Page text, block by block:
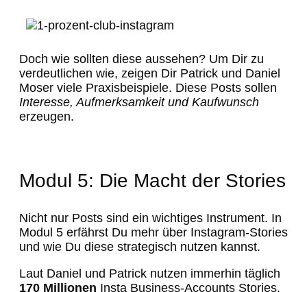
Doch wie sollten diese aussehen? Um Dir zu
verdeutlichen wie, zeigen Dir Patrick und Daniel
Moser viele Praxisbeispiele. Diese Posts sollen
Interesse, Aufmerksamkeit und Kaufwunsch
erzeugen.
Modul 5: Die Macht der Stories
Nicht nur Posts sind ein wichtiges Instrument. In
Modul 5 erfährst Du mehr über Instagram-Stories
und wie Du diese strategisch nutzen kannst.
Laut Daniel und Patrick nutzen immerhin täglich
170 Millionen Insta Business-Accounts Stories.